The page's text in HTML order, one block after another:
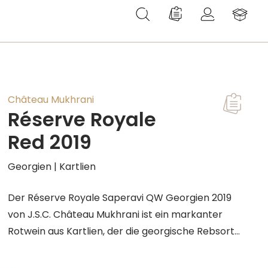
Du hast 0 Produkte
Château Mukhrani
Réserve Royale
Red 2019
Georgien | Kartlien
Der Réserve Royale Saperavi QW Georgien 2019
von J.S.C. Château Mukhrani ist ein markanter
Rotwein aus Kartlien, der die georgische Rebsorte